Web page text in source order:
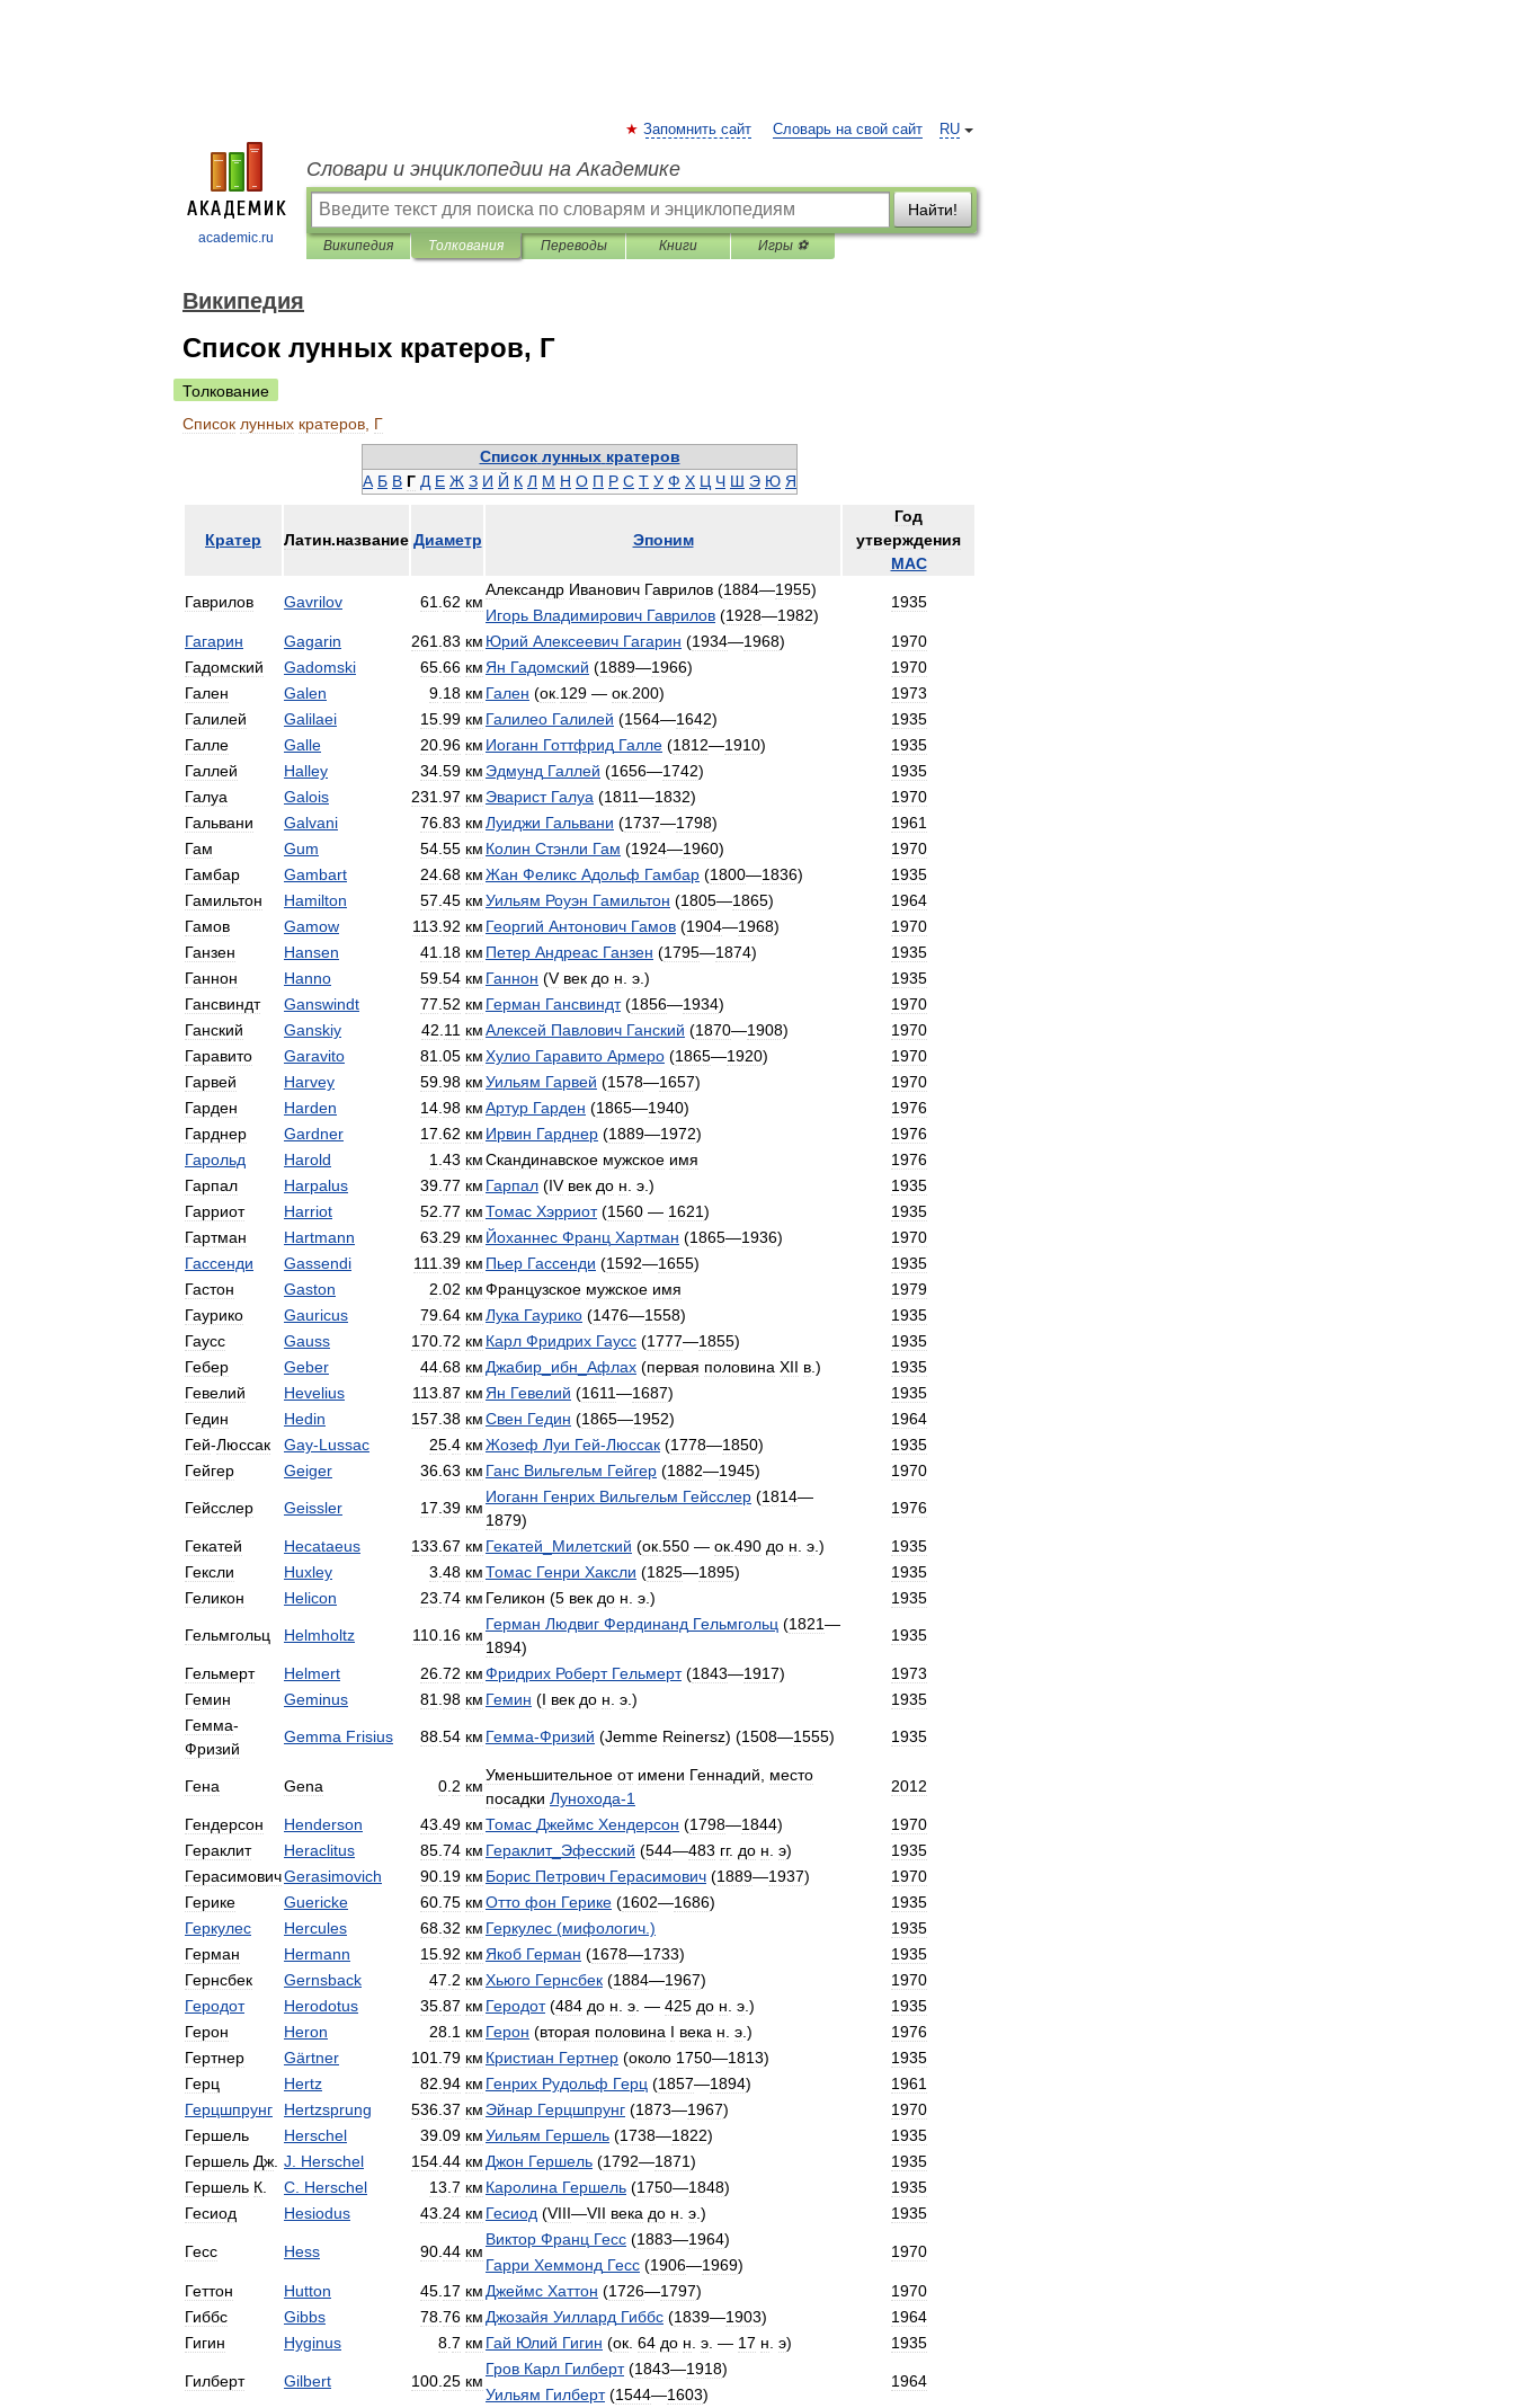
academic.ru
RU
Запомнить сайт Словарь на свой сайт
Словари и энциклопедии на Академике
Найти!
Википедия Толкования Переводы Книги Игры ⚽
Википедия
Список лунных кратеров, Г
Толкование
Список лунных кратеров Г
Список лунных кратеров
А Б В Г Д Е Ж З И Й К Л М Н О П Р С Т У Ф Х Ц Ч Ш Э Ю Я
Кратер Латин.название Диаметр Эпоним
Год
утверждения
МАС
Гаврилов Gavrilov 61 62 км
Александр Иванович Гаврилов (1884—1955)
1935
Игорь Владимирович Гаврилов (1928—1982)
Гагарин
Gagarin 261 83 км Юрий Алексеевич Гагарин (1934—1968)
1970
Гадомский
Gadomski 65 66 км Ян Гадомский (1889—1966)
1970
Гален
Galen 9 18 км Гален (ок 129 — ок 200)
1973
Галилей
Galilaei 15 99 км Галилео Галилей (1564—1642)
1935
Галле
Galle 20 96 км Иоганн Готтфрид Галле (1812—1910)
1935
Галлей
Halley 34 59 км Эдмунд Галлей (1656—1742)
1935
Галуа
Galois 231 97 км Эварист Галуа (1811—1832)
1970
Гальвани
Galvani 76 83 кмЛуиджи Гальвани (1737—1798)
1961
Гам
Gum 54 55 км Колин Стэнли Гам (1924—1960)
1970
Гамбар
Gambart 24 68 кмЖан Феликс Адольф Гамбар (1800—1836)
1935
Гамильтон
Hamilton 57 45 кмУильям Роуэн Гамильтон (1805—1865)
1964
Гамов
Gamow 113 92 км Георгий Антонович Гамов (1904—1968)
1970
Ганзен
Hansen 41 18 км Петер Андреас Ганзен (1795—1874)
1935
Ганнон
Hanno 59 54 км Ганнон (V век до н э .)
1935
Гансвиндт
Ganswindt 77 52 км Герман Гансвиндт(1856—1934)
1970
Ганский
Ganskiy 42 11 кмАлексей Павлович Ганский (1870—1908)
1970
Гаравито
Garavito 81 05 кмХулио Гаравито Армеро (1865—1920)
1970
Гарвей
Harvey 59 98 кмУильям Гарвей (1578—1657)
1970
Гарден
Harden 14 98 кмАртур Гарден (1865—1940)
1976
Гарднер
Gardner 17 62 км Ирвин Гарднер (1889—1972)
1976
Гарольд
Harold 1 43 кмСкандинавское мужское имя
1976
Гарпал
Harpalus 39 77 км Гарпал (IV век до н э .)
1935
Гарриот
Harriot 52 77 кмТомас Хэрриот(1560 — 1621)
1935
Гартман
Hartmann 63 29 км Йоханнес Франц Хартман (1865—1936)
1970
Гассенди
Gassendi 111 39 км Пьер Гассенди (1592—1655)
1935
Гастон
Gaston 2 02 кмФранцузское мужское имя
1979
Гаурико
Gauricus 79 64 кмЛука Гаурико (1476—1558)
1935
Гаусс
Gauss 170 72 км Карл Фридрих Гаусс (1777—1855)
1935
Гебер
Geber 44 68 км Джабир ибн Афлах (первая половина XII в .)
1935
Гевелий
Hevelius 113 87 км Ян Гевелий (1611—1687)
1935
Гедин
Hedin 157 38 кмСвен Гедин (1865—1952)
1964
Гей-Люссак Gay-Lussac 25 4 кмЖозеф Луи Гей-Люссак (1778—1850)
1935
Гейгер
Geiger 36 63 км Ганс Вильгельм Гейгер (1882—1945) 1970
Гейсслер Geissler 17 39 км
Иоганн Генрих Вильгельм Гейсслер (1814—
1879)
1976
Гекатей Hecataeus 133 67 км Гекатей Милетский (ок 550 — ок 490 до н э .)
1935
Гексли
Huxley 3 48 кмТомас Генри Хаксли (1825—1895)
1935
Геликон
Helicon 23 74 км Геликон (5 век до н э .) 1935
Гельмгольц Helmholtz 110 16 км
Герман Людвиг Фердинанд Гельмгольц (1821—
1894)
1935
Гельмерт Helmert 26 72 кмФридрих Роберт Гельмерт(1843—1917)
1973
Гемин
Geminus 81 98 км Гемин (I век до н э .)
1935
Гемма-
Фризий
Gemma Frisius 88 54 км Гемма-Фризий (Jemme Reinersz) (1508—1555) 1935
Гена Gena 0 2 км
Уменьшительное от имени Геннадий
место
посадки Лунохода-1
2012
Гендерсон Henderson 43 49 кмТомас Джеймс Хендерсон (1798—1844)
1970
Гераклит
Heraclitus 85 74 км Гераклит_ Эфесский (544—483 гг. до н э)
1935
ГерасимовичGerasimovich 90 19 км Борис Петрович Герасимович (1889—1937)
1970
Герике
Guericke 60 75 кмОтто фон Герике (1602—1686)
1935
Геркулес
Hercules 68 32 км Геркулес (мифологич .)
1935
Герман
Hermann 15 92 км Якоб Герман (1678—1733)
1935
Гернсбек
Gernsback 47 2 кмХьюго Гернсбек (1884—1967)
1970
Геродот
Herodotus 35 87 км Геродот(484 до н э . — 425 до н э .)
1935
Герон
Heron 28 1 км Герон (вторая половина I века н э .)
1976
Гертнер
Gärtner 101 79 км Кристиан Гертнер (около 1750—1813)
1935
Герц
Hertz 82 94 км Генрих Рудольф Герц (1857—1894)
1961
Герцшпрунг
Hertzsprung 536 37 км Эйнар Герцшпрунг (1873—1967)
1970
Гершель
Herschel 39 09 кмУильям Гершель (1738—1822)
1935
Гершель Дж J Herschel 154 44 км Джон Гершель (1792—1871)
1935
Гершель К C Herschel 13 7 км Каролина Гершель (1750—1848)
1935
Гесиод
Hesiodus 43 24 км Гесиод (VIII—VII века до н э .) 1935
Гесс Hess 90 44 км
Виктор Франц Гесс (1883—1964)
1970
Гарри Хеммонд Гесс (1906—1969)
Геттон
Hutton 45 17 км Джеймс Хаттон (1726—1797)
1970
Гиббс
Gibbs 78 76 км Джозайя Уиллард Гиббс (1839—1903)
1964
Гигин
Hyginus 8 7 км Гай Юлий Гигин (ок 64 до н э . — 17 н э) 1935
Гилберт Gilbert 100 25 км
Гров Карл Гилберт(1843—1918)
1964
Уильям Гилберт(1544—1603)